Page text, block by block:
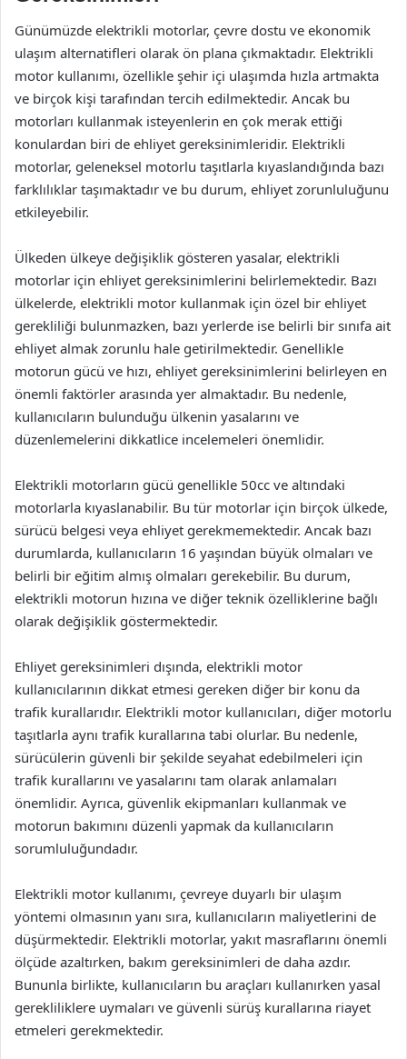
Günümüzde elektrikli motorlar, çevre dostu ve ekonomik
ulaşım alternatifleri olarak ön plana çıkmaktadır. Elektrikli
motor kullanımı, özellikle şehir içi ulaşımda hızla artmakta
ve birçok kişi tarafından tercih edilmektedir. Ancak bu
motorları kullanmak isteyenlerin en çok merak ettiği
konulardan biri de ehliyet gereksinimleridir. Elektrikli
motorlar, geleneksel motorlu taşıtlarla kıyaslandığında bazı
farklılıklar taşımaktadır ve bu durum, ehliyet zorunluluğunu
etkileyebilir.
Ülkeden ülkeye değişiklik gösteren yasalar, elektrikli
motorlar için ehliyet gereksinimlerini belirlemektedir. Bazı
ülkelerde, elektrikli motor kullanmak için özel bir ehliyet
gerekliliği bulunmazken, bazı yerlerde ise belirli bir sınıfa ait
ehliyet almak zorunlu hale getirilmektedir. Genellikle
motorun gücü ve hızı, ehliyet gereksinimlerini belirleyen en
önemli faktörler arasında yer almaktadır. Bu nedenle,
kullanıcıların bulunduğu ülkenin yasalarını ve
düzenlemelerini dikkatlice incelemeleri önemlidir.
Elektrikli motorların gücü genellikle 50cc ve altındaki
motorlarla kıyaslanabilir. Bu tür motorlar için birçok ülkede,
sürücü belgesi veya ehliyet gerekmemektedir. Ancak bazı
durumlarda, kullanıcıların 16 yaşından büyük olmaları ve
belirli bir eğitim almış olmaları gerekebilir. Bu durum,
elektrikli motorun hızına ve diğer teknik özelliklerine bağlı
olarak değişiklik göstermektedir.
Ehliyet gereksinimleri dışında, elektrikli motor
kullanıcılarının dikkat etmesi gereken diğer bir konu da
trafik kurallarıdır. Elektrikli motor kullanıcıları, diğer motorlu
taşıtlarla aynı trafik kurallarına tabi olurlar. Bu nedenle,
sürücülerin güvenli bir şekilde seyahat edebilmeleri için
trafik kurallarını ve yasalarını tam olarak anlamaları
önemlidir. Ayrıca, güvenlik ekipmanları kullanmak ve
motorun bakımını düzenli yapmak da kullanıcıların
sorumluluğundadır.
Elektrikli motor kullanımı, çevreye duyarlı bir ulaşım
yöntemi olmasının yanı sıra, kullanıcıların maliyetlerini de
düşürmektedir. Elektrikli motorlar, yakıt masraflarını önemli
ölçüde azaltırken, bakım gereksinimleri de daha azdır.
Bununla birlikte, kullanıcıların bu araçları kullanırken yasal
gerekliliklere uymaları ve güvenli sürüş kurallarına riayet
etmeleri gerekmektedir.